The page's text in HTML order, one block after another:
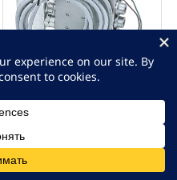
JSV-6 Моноблочный
прогрессивный дозатор с